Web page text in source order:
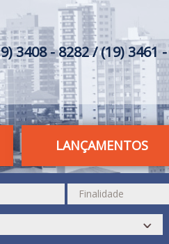
3408 - 8282 / (19) 3461
LANÇAMENTOS